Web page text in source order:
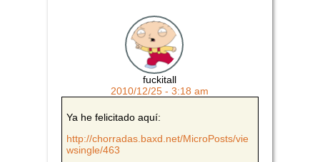
fuckitall
2010/12/25 - 3:18 am
Ya he felicitado aquí:
http://chorradas.baxd.net/MicroPosts/vie
wsingle/463